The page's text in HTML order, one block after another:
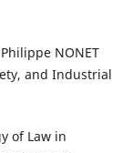
NONET
and Industrial
of Law in